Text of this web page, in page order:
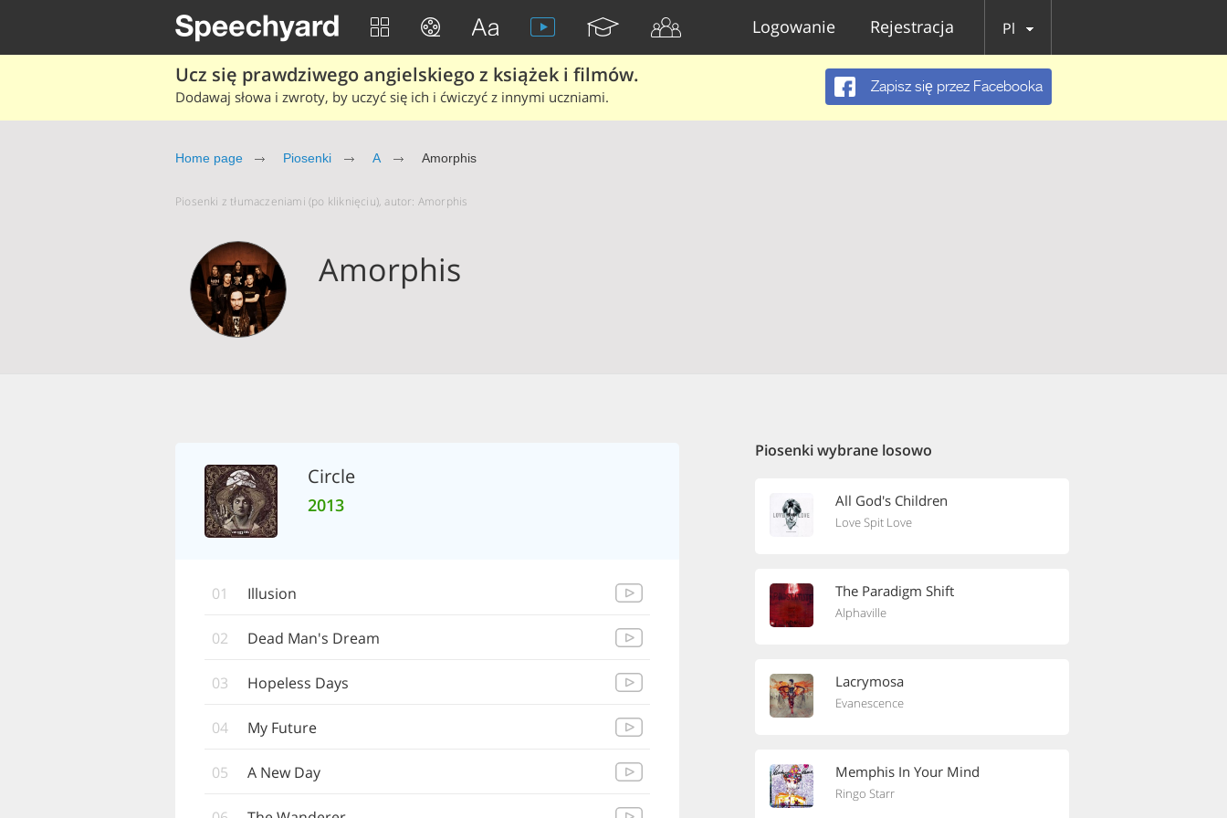
Logowanie Rejestracja Pl
Ucz się prawdziwego angielskiego z książek i filmów.
Dodawaj słowa i zwroty, by uczyć się ich i ćwiczyć z innymi uczniami.
Zapisz się przez Facebooka
Home page Piosenki A Amorphis
Piosenki z tłumaczeniami (po kliknięciu), autor: Amorphis
Amorphis
Circle
2013
01 Illusion
02 Dead Man's Dream
03 Hopeless Days
04 My Future
05 A New Day
Piosenki wybrane losowo
All God's Children
Love Spit Love
The Paradigm Shift
Alphaville
Lacrymosa
Evanescence
Memphis In Your Mind
Ringo Starr